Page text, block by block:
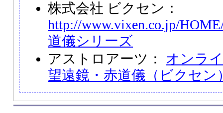
株式会社 ビクセン：
http://www.vixen.co.jp/
道儀シリーズ
アストロアーツ： オンラ
望遠鏡・赤道儀（ビクセン